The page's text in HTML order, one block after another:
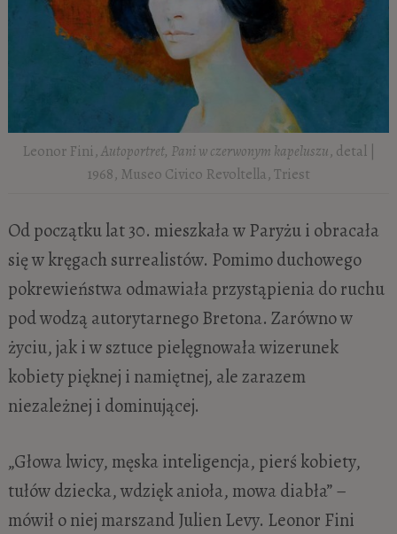
Leonor Fini,Autoportret, Pani w czerwonym kapeluszu, detal |
1968, Museo Civico Revoltella, Triest
Od początku lat 30. mieszkała w Paryżu i obracała
się w kręgach surrealistów. Pomimo duchowego
pokrewieństwa odmawiała przystąpienia do ruchu
pod wodzą autorytarnego Bretona. Zarówno w
życiu, jak i w sztuce pielęgnowała wizerunek
kobiety pięknej i namiętnej, ale zarazem
niezależnej i dominującej.
„Głowa lwicy, męska inteligencja, pierś kobiety,
tułów dziecka, wdzięk anioła, mowa diabła” –
mówił o niej marszand Julien Levy. Leonor Fini